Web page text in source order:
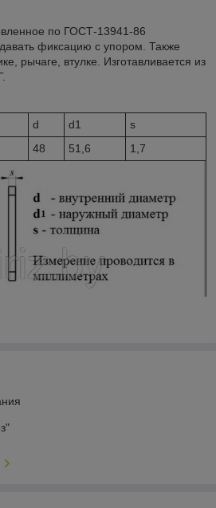
по ГОСТ-13941-86
фиксацию с упором. Также
рычаге, втулке. Изготавливается из
d d1
s
48 51,6 1,7